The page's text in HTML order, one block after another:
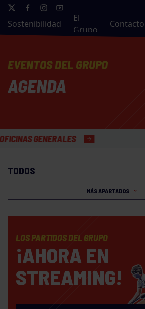
Sostenibilidad
El
Grupo
Contacto
EVENTOS DEL GRUPO
AGENDA
GENERALES
TODOS
MÁS APARTADOS
LOS PARTIDOS DEL GRUPO
¡AHORA EN
STREAMING!